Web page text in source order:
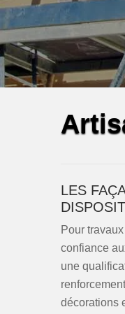
LES
Pour
confiance
une
décorations